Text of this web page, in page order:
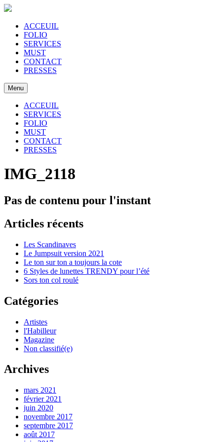
ACCEUIL
FOLIO
SERVICES
MUST
CONTACT
PRESSES
Menu
ACCEUIL
SERVICES
FOLIO
MUST
CONTACT
PRESSES
IMG_2118
Pas de contenu pour l'instant
Articles récents
Les Scandinaves
Le Jumpsuit version 2021
Le ton sur ton a toujours la cote
6 Styles de lunettes TRENDY pour l’été
Sors ton col roulé
Catégories
Artistes
l'Habilleur
Magazine
Non classifié(e)
Archives
mars 2021
février 2021
juin 2020
novembre 2017
septembre 2017
août 2017